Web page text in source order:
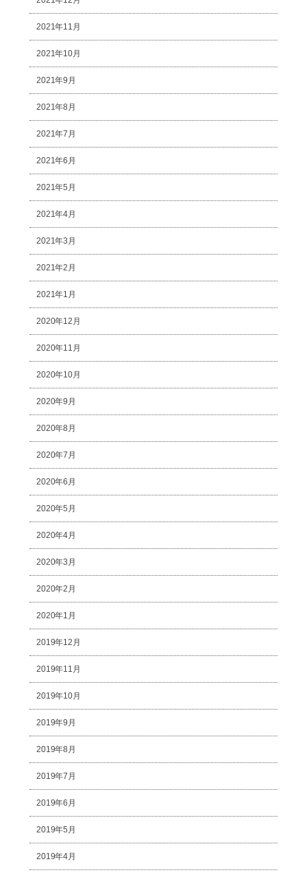
2021年11月
2021年10月
2021年9月
2021年8月
2021年7月
2021年6月
2021年5月
2021年4月
2021年3月
2021年2月
2021年1月
2020年12月
2020年11月
2020年10月
2020年9月
2020年8月
2020年7月
2020年6月
2020年5月
2020年4月
2020年3月
2020年2月
2020年1月
2019年12月
2019年11月
2019年10月
2019年9月
2019年8月
2019年7月
2019年6月
2019年5月
2019年4月